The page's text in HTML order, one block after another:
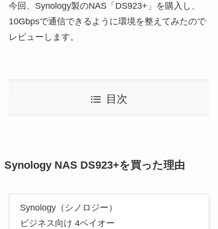
今回、Synology製のNAS「DS923+」を購入し、
10Gbpsで通信できるように環境を整えてみたので
レビューします。
目次
Synology NAS DS923+を買った理由
Synology（シノロジー）
ビジネス向け 4ベイオー